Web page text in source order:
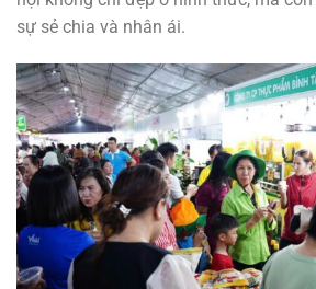
sự sẻ chia và nhân ái.